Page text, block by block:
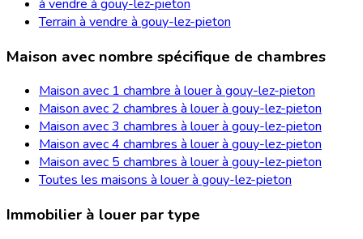
à vendre à gouy-lez-pieton
Terrain à vendre à gouy-lez-pieton
Maison avec nombre spécifique de chambres
Maison avec 1 chambre à louer à gouy-lez-pieton
Maison avec 2 chambres à louer à gouy-lez-pieton
Maison avec 3 chambres à louer à gouy-lez-pieton
Maison avec 4 chambres à louer à gouy-lez-pieton
Maison avec 5 chambres à louer à gouy-lez-pieton
Toutes les maisons à louer à gouy-lez-pieton
Immobilier à louer par type